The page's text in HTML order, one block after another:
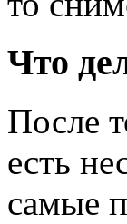
Что
После
есть
самые